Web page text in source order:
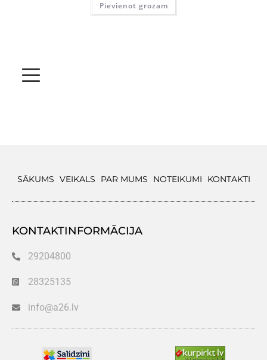
Pievienot grozam
SĀKUMS VEIKALS PAR MUMS NOTEIKUMI KONTAKTI
KONTAKTINFORMĀCIJA
29204800
28325135
info@a26.lv